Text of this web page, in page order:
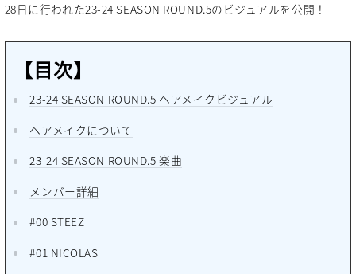
28日に行われた23-24 SEASON ROUND.5のビジュアルを公開！
【目次】
23-24 SEASON ROUND.5 ヘアメイクビジュアル
ヘアメイクについて
23-24 SEASON ROUND.5 楽曲
メンバー詳細
#00 STEEZ
#01 NICOLAS